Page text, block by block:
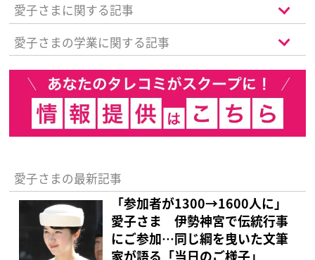
愛子さまに関する記事
愛子さまの学業に関する記事
愛子さまの最新記事
「参加者が1300→1600人に」
愛子さま 伊勢神宮で伝統行事
にご参加…同じ綱を曳いた文筆
家が語る「当日のご様子」